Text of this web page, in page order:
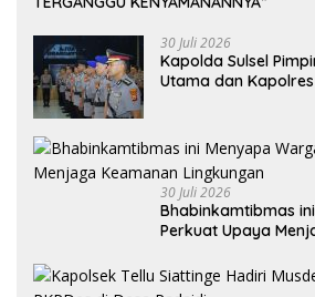
30 Juli 2026
Kapolda Sulsel
Utama dan
30 Juli 2026
Bhabinkamtibmas
Perkuat Upaya